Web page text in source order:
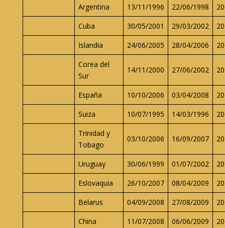
Argentina 13/11/1996 22/06/1998
Cuba
30/05/2001 29/03/2002
Islandia
24/06/2005 28/04/2006
Corea del
Sur
14/11/2000 27/06/2002
España 10/10/2006 03/04/2008
Suiza
10/07/1995 14/03/1996
Trinidad y
Tobago
03/10/2006 16/09/2007
Uruguay 30/06/1999 01/07/2002
Eslovaquia
26/10/2007 08/04/2009
Belarus
04/09/2008 27/08/2009
China
11/07/2008 06/06/2009